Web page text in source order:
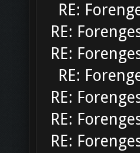
RE:
RE:
RE:
RE:
RE:
RE:
RE: